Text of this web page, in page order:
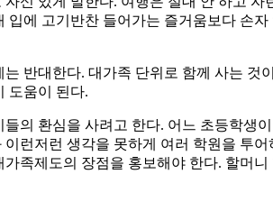
에 고기반찬 들어가는 즐거움보다 손
반대한다. 대가족 단위로 함께 사는 것
도움이 된다.
의 환심을 사려고 한다. 어느 초등학생
런저런 생각을 못하게 여러 학원을 투
족제도의 장점을 홍보해야 한다. 할머